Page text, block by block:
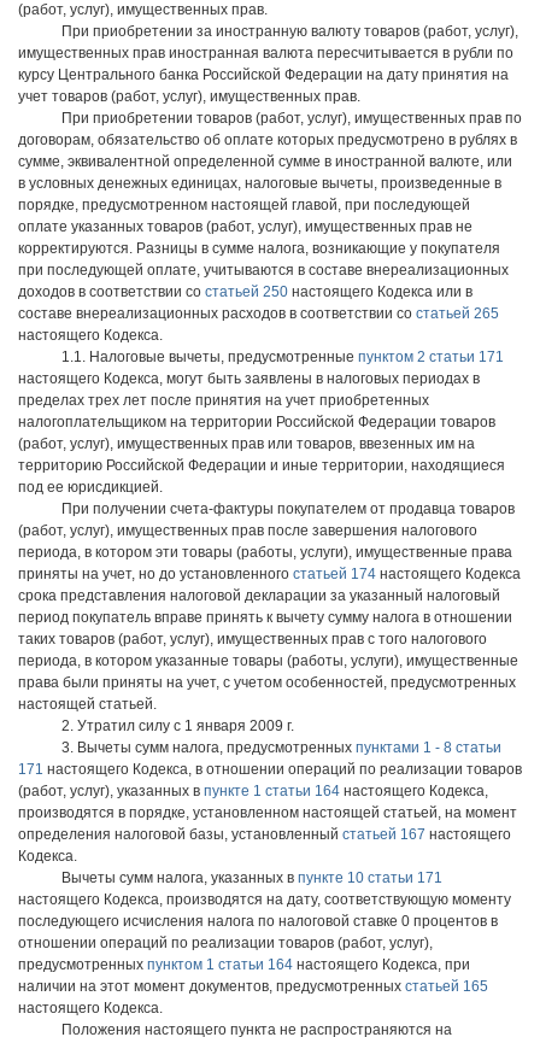
(работ, услуг), имущественных прав.
При приобретении за иностранную валюту товаров (работ, услуг),
имущественных прав иностранная валюта пересчитывается в рубли по
курсу Центрального банка Российской Федерации на дату принятия на
учет товаров (работ, услуг), имущественных прав.
При приобретении товаров (работ, услуг), имущественных прав по
договорам, обязательство об оплате которых предусмотрено в рублях в
сумме, эквивалентной определенной сумме в иностранной валюте, или
в условных денежных единицах, налоговые вычеты, произведенные в
порядке, предусмотренном настоящей главой, при последующей
оплате указанных товаров (работ, услуг), имущественных прав не
корректируются. Разницы в сумме налога, возникающие у покупателя
при последующей оплате, учитываются в составе внереализационных
доходов в соответствии со статьей 250 настоящего Кодекса или в
составе внереализационных расходов в соответствии со статьей 265
настоящего Кодекса.
1.1. Налоговые вычеты, предусмотренные пунктом 2 статьи 171
настоящего Кодекса, могут быть заявлены в налоговых периодах в
пределах трех лет после принятия на учет приобретенных
налогоплательщиком на территории Российской Федерации товаров
(работ, услуг), имущественных прав или товаров, ввезенных им на
территорию Российской Федерации и иные территории, находящиеся
под ее юрисдикцией.
При получении счета-фактуры покупателем от продавца товаров
(работ, услуг), имущественных прав после завершения налогового
периода, в котором эти товары (работы, услуги), имущественные права
приняты на учет, но до установленного статьей 174 настоящего Кодекса
срока представления налоговой декларации за указанный налоговый
период покупатель вправе принять к вычету сумму налога в отношении
таких товаров (работ, услуг), имущественных прав с того налогового
периода, в котором указанные товары (работы, услуги), имущественные
права были приняты на учет, с учетом особенностей, предусмотренных
настоящей статьей.
2. Утратил силу с 1 января 2009 г.
3. Вычеты сумм налога, предусмотренных пунктами 1 - 8 статьи
171 настоящего Кодекса, в отношении операций по реализации товаров
(работ, услуг), указанных в пункте 1 статьи 164 настоящего Кодекса,
производятся в порядке, установленном настоящей статьей, на момент
определения налоговой базы, установленный статьей 167 настоящего
Кодекса.
Вычеты сумм налога, указанных в пункте 10 статьи 171
настоящего Кодекса, производятся на дату, соответствующую моменту
последующего исчисления налога по налоговой ставке 0 процентов в
отношении операций по реализации товаров (работ, услуг),
предусмотренных пунктом 1 статьи 164 настоящего Кодекса, при
наличии на этот момент документов, предусмотренных статьей 165
настоящего Кодекса.
Положения настоящего пункта не распространяются на